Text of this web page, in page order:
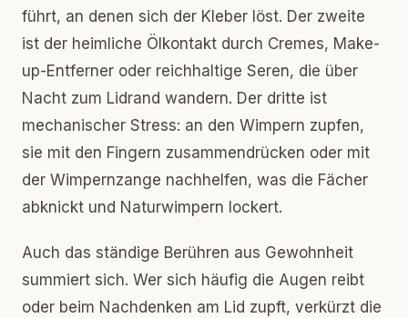
führt, an denen sich der Kleber löst. Der zweite
ist der heimliche Ölkontakt durch Cremes, Make-
up-Entferner oder reichhaltige Seren, die über
Nacht zum Lidrand wandern. Der dritte ist
mechanischer Stress: an den Wimpern zupfen,
sie mit den Fingern zusammendrücken oder mit
der Wimpernzange nachhelfen, was die Fächer
abknickt und Naturwimpern lockert.
Auch das ständige Berühren aus Gewohnheit
summiert sich. Wer sich häufig die Augen reibt
oder beim Nachdenken am Lid zupft, verkürzt die